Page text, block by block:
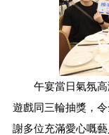
午宴當日氣氛
遊戲同三輪抽獎，
謝多位充滿愛心嘅